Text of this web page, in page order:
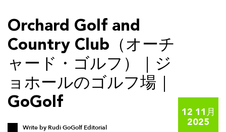
Orchard Golf and
Country Club（オーチ
ャード・ゴルフ）｜ジ
ョホールのゴルフ場｜
GoGolf
12 11月
2025
Write by Rudi GoGolf Editorial